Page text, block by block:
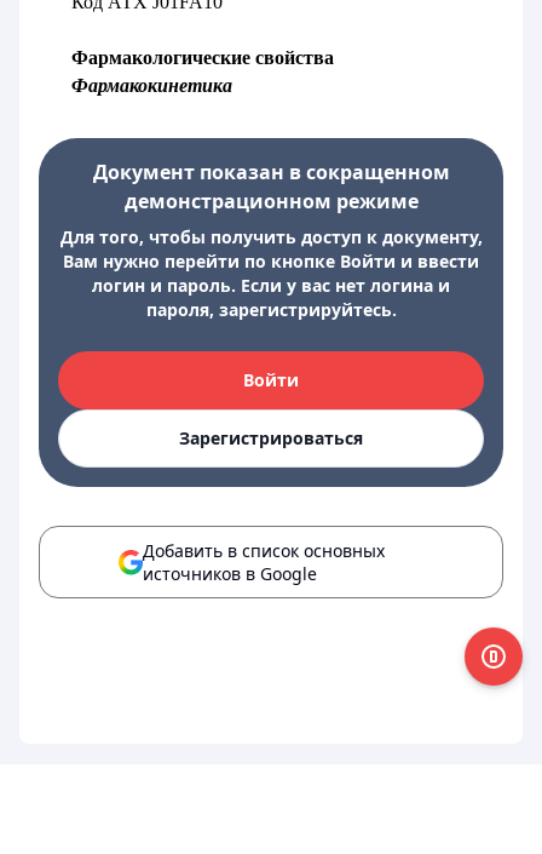
Фармакологические свойства
Фармакокинетика
Документ показан в сокращенном
демонстрационном режиме
Для того, чтобы получить доступ к документу,
Вам нужно перейти по кнопке Войти и ввести
логин и пароль. Если у вас нет логина и
пароля, зарегистрируйтесь.
Войти
Зарегистрироваться
Добавить в список основных
источников в Google